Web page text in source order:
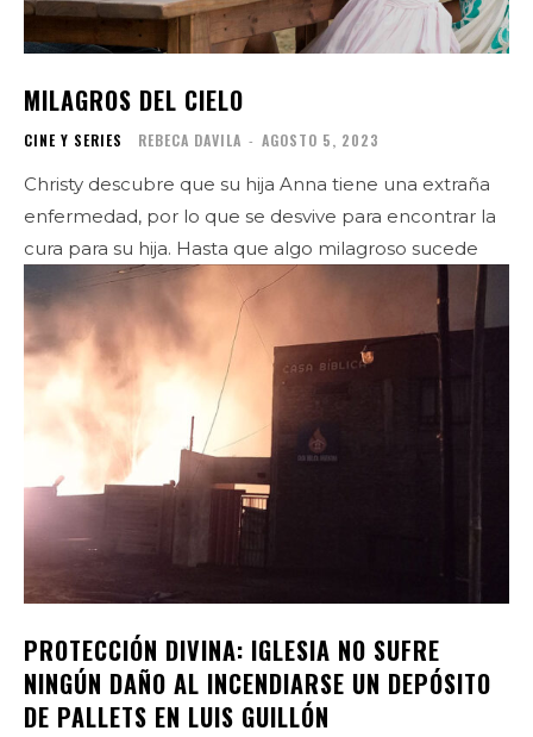
MILAGROS DEL CIELO
CINE Y SERIES REBECA DAVILA - AGOSTO 5, 2023
Christy descubre que su hija Anna tiene una extraña
enfermedad, por lo que se desvive para encontrar la
cura para su hija. Hasta que algo milagroso sucede
PROTECCIÓN DIVINA: IGLESIA NO SUFRE
NINGÚN DAÑO AL INCENDIARSE UN DEPÓSITO
DE PALLETS EN LUIS GUILLÓN